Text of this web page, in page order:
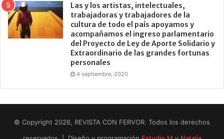
Las y los artistas, intelectuales,
trabajadoras y trabajadores de la
cultura de todo el país apoyamos y
acompañamos el ingreso parlamentario
del Proyecto de Ley de Aporte Solidario y
Extraordinario de las grandes fortunas
personales
4 septiembre, 2020
© Copyright 2026, REVISTA CON FERVOR. Todos los derechos